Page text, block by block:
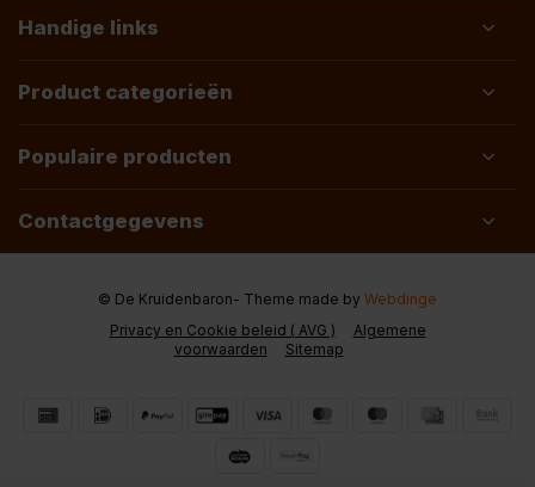
Handige links
Product categorieën
Populaire producten
Contactgegevens
Privacy en Cookie beleid ( AVG )
Algemene
voorwaarden
Sitemap
© De Kruidenbaron- Theme made by Webdinge